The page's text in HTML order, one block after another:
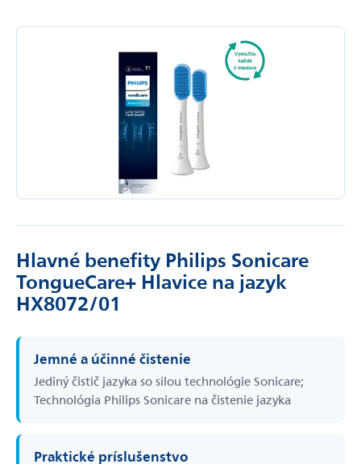
Hlavné benefity Philips Sonicare
TongueCare+ Hlavice na jazyk
HX8072/01
Jemné a účinné čistenie
Jediný čistič jazyka so silou technológie Sonicare;
Technológia Philips Sonicare na čistenie jazyka
Praktické príslušenstvo